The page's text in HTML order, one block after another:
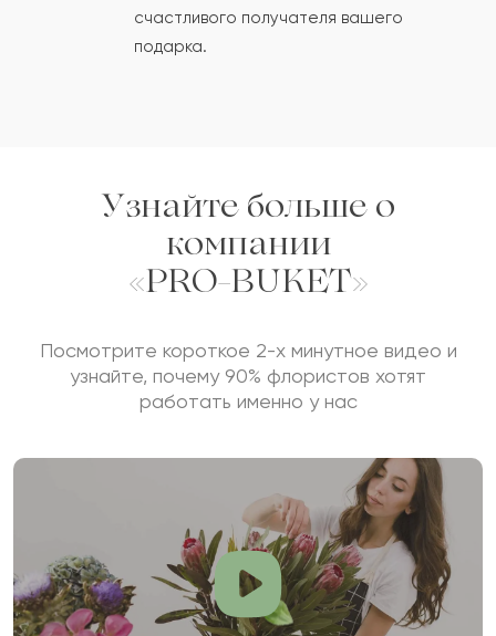
счастливого получателя вашего
подарка.
Узнайте больше о
компании
«PRO-BUKET»
Посмотрите короткое 2-х минутное видео и
узнайте, почему 90% флористов хотят
работать именно у нас